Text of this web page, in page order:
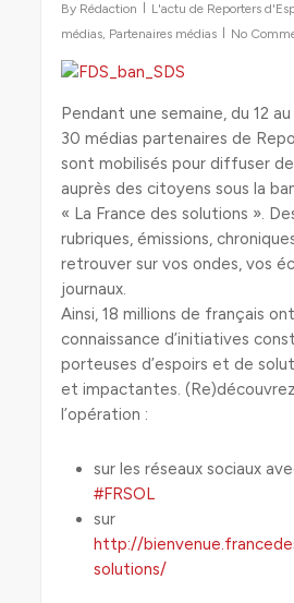
By Rédaction L'actu de Reporters
médias, Partenaires médias No
Pendant une semaine, du 12
30 médias partenaires de
sont mobilisés pour diffuser
auprès des citoyens sous la
« La France des solutions ».
rubriques, émissions,
retrouver sur vos ondes, vos
journaux.
Ainsi, 18 millions de français
connaissance d’initiatives
porteuses d’espoirs et de
et impactantes.
l’opération :
sur les réseaux sociaux
#FRSOL
sur
http://
solutions/